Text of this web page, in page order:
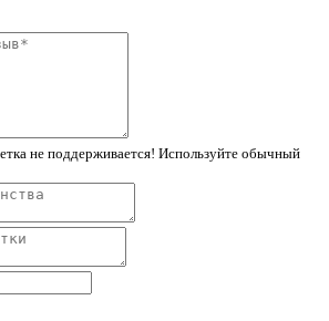
не поддерживается! Используйте обычный